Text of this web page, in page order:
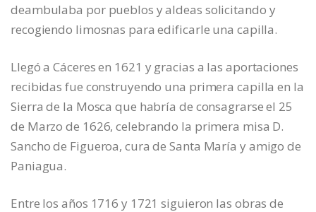
deambulaba por pueblos y aldeas solicitando y
recogiendo limosnas para edificarle una capilla.
Llegó a Cáceres en 1621 y gracias a las aportaciones
recibidas fue construyendo una primera capilla en la
Sierra de la Mosca que habría de consagrarse el 25
de Marzo de 1626, celebrando la primera misa D.
Sancho de Figueroa, cura de Santa María y amigo de
Paniagua.
Entre los años 1716 y 1721 siguieron las obras de